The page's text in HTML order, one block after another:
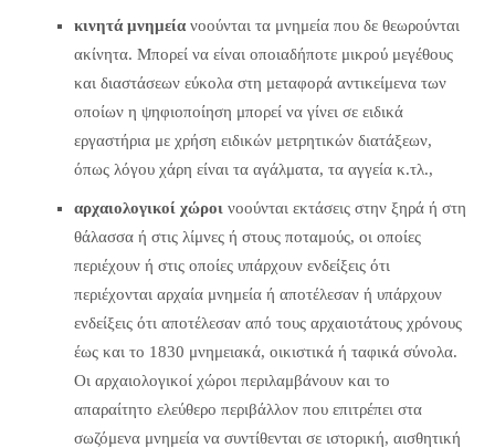
κινητά μνημεία νοούνται τα μνημεία που δε θεωρούνται
ακίνητα. Μπορεί να είναι οποιαδήποτε μικρού μεγέθους
και διαστάσεων εύκολα στη μεταφορά αντικείμενα των
οποίων η ψηφιοποίηση μπορεί να γίνει σε ειδικά
εργαστήρια με χρήση ειδικών μετρητικών διατάξεων,
όπως λόγου χάρη είναι τα αγάλματα, τα αγγεία κ.τλ.,
αρχαιολογικοί χώροι νοούνται εκτάσεις στην ξηρά ή στη
θάλασσα ή στις λίμνες ή στους ποταμούς, οι οποίες
περιέχουν ή στις οποίες υπάρχουν ενδείξεις ότι
περιέχονται αρχαία μνημεία ή αποτέλεσαν ή υπάρχουν
ενδείξεις ότι αποτέλεσαν από τους αρχαιοτάτους χρόνους
έως και το 1830 μνημειακά, οικιστικά ή ταφικά σύνολα.
Οι αρχαιολογικοί χώροι περιλαμβάνουν και το
απαραίτητο ελεύθερο περιβάλλον που επιτρέπει στα
σωζόμενα μνημεία να συντίθενται σε ιστορική, αισθητική